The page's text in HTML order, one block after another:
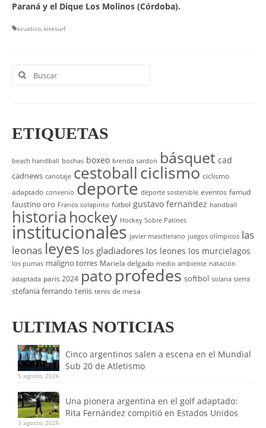
Paraná y el Dique Los Molinos (Córdoba).
acuatico, kitesurf
Buscar
por:
ETIQUETAS
beach handball bochas boxeo brenda sardon básquet cad
cadnews canotaje cestoballciclismo ciclismo
adaptado convenio deporte deporte sostenible eventos famud
faustino oro Franco colapinto fútbol gustavo fernandez handball
historia hockey Hockey Sobre Patines
institucionales javier mascherano juegos olímpicos las
leonas leyes los gladiadores los leones los murcielagos
los pumas maligno torres Mariela delgado medio ambiente natacion
adaptada paris 2024 pato profedes softbol solana sierra
stefania ferrando tenis tenis de mesa
ULTIMAS NOTICIAS
Cinco argentinos salen a escena en el Mundial
Sub 20 de Atletismo
5 agosto, 2026
Una pionera argentina en el golf adaptado:
Rita Fernández compitió en Estados Unidos
3 agosto, 2026